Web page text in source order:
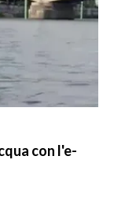
con l'e-